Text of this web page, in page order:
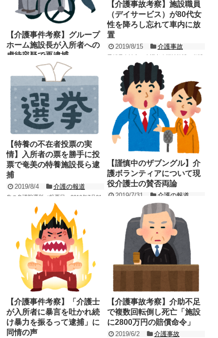
【介護事件考察】グループ
ホーム施設長が入所者への
虐待容疑で再逮捕
2019/8/16 介護事件
北海道日高町にある認知症のある高齢者
向けのグループホームの施設長が入所者
への虐待容疑で再逮捕されたというニュ
ースが流れてきました。 ...
記事を読む
【介護事故考察】施設職員
（デイサービス）が80代女
性を降ろし忘れて車内に放
置
2019/8/15 介護事故
のデイサービス）で送迎の際に80歳代の
女性利用者を降ろし忘れて、21時間後に
施設の敷地内で発見さ...
記事を読む
【特養の不在者投票の実
情】入所者の票を勝手に投
票で奄美の特養施設長ら逮
捕
2019/8/4 介護の報道
先の参議院選挙（投票日：2019年7月21
日）において、鹿児島県奄美大島にある
特別養護老人ホーム（以下、特養）で不
在者投票の際に、意...
記事を読む
【謹慎中のザブングル】介
護ボランティアについて現
役介護士の賛否両論
2019/7/31 介護の報道
反社会的勢力との闇営業の問題で、吉本
興業は様々な問題に波及していき混沌と
した状況になっていますが、その問題に
ついては今回は触れません...
記事を読む
【介護事件考察】「介護士
が入所者に暴言を吐かれ続
け暴力を振るって逮捕」に
同情の声
【介護事故考察】介助不足
で複数回転倒し死亡「施設
に2800万円の賠償命令」
2019/6/2 介護事故